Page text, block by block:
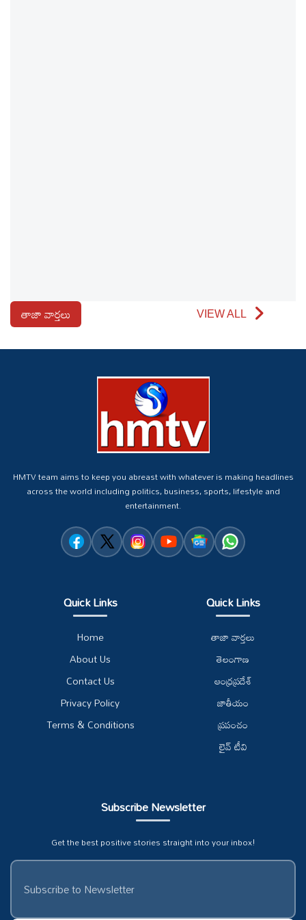
తాజా వార్తలు VIEW ALL
HMTV team aims to keep you abreast with whatever is making headlines
across the world including politics, business, sports, lifestyle and
entertainment.
Quick Links
Home
About Us
Contact Us
Privacy Policy
Terms & Conditions
Quick Links
తాజా వార్తలు
తెలంగాణ
ఆంధ్రప్రదేశ్
జాతీయం
ప్రపంచం
లైవ్ టీవి
Subscribe Newsletter
Get the best positive stories straight into your inbox!